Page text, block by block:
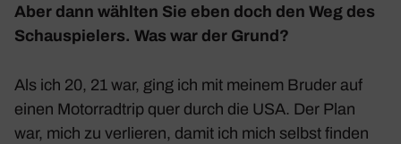
Aber dann wählten Sie eben doch den Weg des
Schau­spie­lers. Was war der Grund?
Als ich 20, 21 war, ging ich mit meinem Bruder auf
einen Motor­rad­trip quer durch die USA. Der Plan
war, mich zu verlieren, damit ich mich selbst finden